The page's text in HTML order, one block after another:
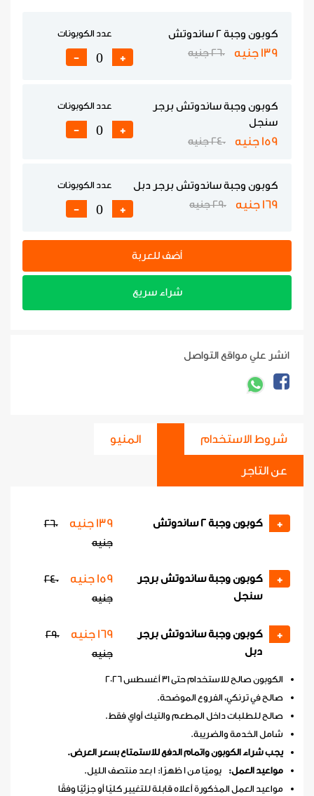
كوبون وجبة 2 ساندوتش
139 جنيه 260 جنيه
عدد الكوبونات
+
-
كوبون وجبة ساندوتش برجر
سنجل
159 جنيه 240 جنيه
عدد الكوبونات
+
-
كوبون وجبة ساندوتش برجر دبل
169 جنيه 290 جنيه
عدد الكوبونات
+
-
أضف للعربة
شراء سريع
انشر علي مواقع التواصل
شروط الاستخدام المنيو
عن التاجر
+ كوبون وجبة 2 ساندوتش 139 جنيه
260
جنيه
+
كوبون وجبة ساندوتش برجر
سنجل
159 جنيه
240
جنيه
+
كوبون وجبة ساندوتش برجر
دبل
169 جنيه
290
جنيه
الكوبون صالح للاستخدام حتى 31 أغسطس 2026
صالح في ترنكي، الفروع الموضحة.
صالح للطلبات داخل المطعم والتيك أواي فقط.
شامل الخدمة والضريبة.
يجب شراء الكوبون واتمام الدفع للاستمتاع بسعر العرض.
مواعيد العمل:
يوميًا من 1 ظهرًا: 1 بعد منتصف الليل.
مواعيد العمل المذكورة أعلاه قابلة للتغيير كليًا أو جزئيًا وفقًا